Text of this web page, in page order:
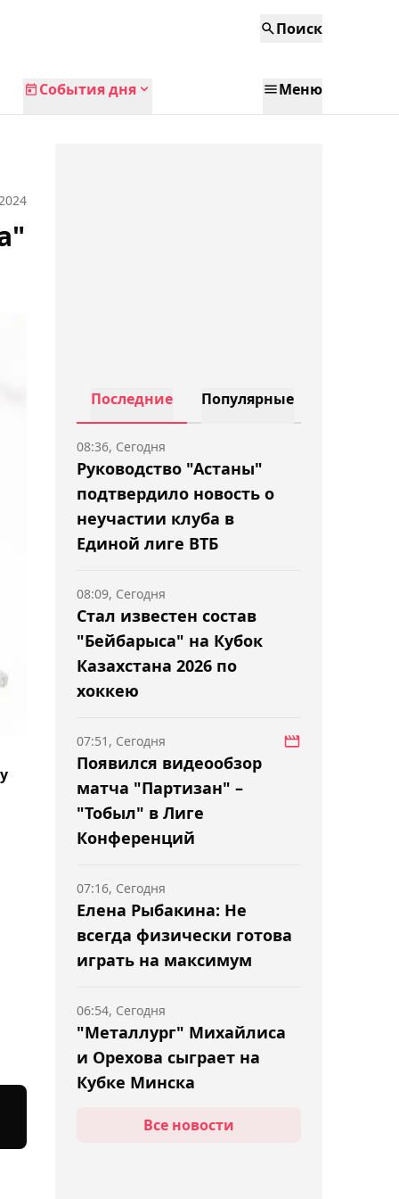
Поиск
События дня Меню
Последние Популярные
Руководство "Астаны"
подтвердило новость о
неучастии клуба в
Единой лиге ВТБ
08:36, Сегодня
Стал известен состав
"Бейбарыса" на Кубок
Казахстана 2026 по
хоккею
08:09, Сегодня
Появился видеообзор
матча "Партизан" –
"Тобыл" в Лиге
Конференций
07:51, Сегодня
Елена Рыбакина: Не
всегда физически готова
играть на максимум
07:16, Сегодня
"Металлург" Михайлиса
и Орехова сыграет на
Кубке Минска
06:54, Сегодня
06:30, СегодняВсе новости